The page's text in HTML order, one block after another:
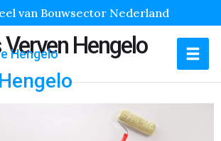
van Bouwsector Nederland
Hengelo Hengelo